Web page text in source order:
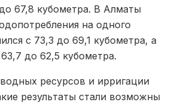
67,8 кубометра. В Алматы
на одного
с 73,3 до 69,1 кубометра, а
до 62,5 кубометра.
ресурсов и ирригации
результаты стали возможны